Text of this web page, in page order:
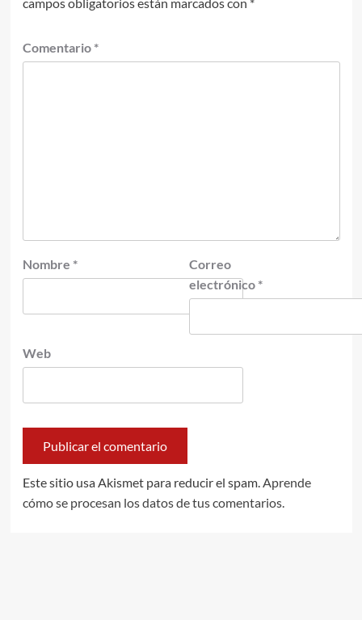
campos obligatorios están marcados con *
Comentario *
Nombre *
Correo
electrónico *
Web
Este sitio usa Akismet para reducir el spam.Aprende
cómo se procesan los datos de tus comentarios.